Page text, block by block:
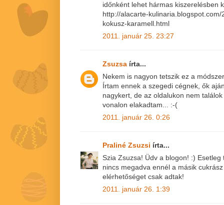
időnként lehet hármas kiszerelésben
http://alacarte-
kokusz-karamell.html
2011. január 25. 23:27
Zsuzsa írta...
Nekem is nagyon tetszik ez a
Írtam ennek a szegedi cégnek, ők
nagykert, de az oldalukon nem
vonalon elakadtam... :-(
2011. január 26. 0:26
Praliné Zsuzsi írta...
Szia Zsuzsa! Üdv a blogon! :)
nincs megadva ennél a másik
elérhetőséget csak adtak!
2011. január 26. 1:39